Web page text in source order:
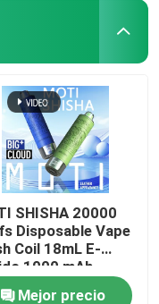
SHISHA 20000
Disposable Vape
Coil 18mL E-
1000 mAh
mL Nicotina
Mejor precio